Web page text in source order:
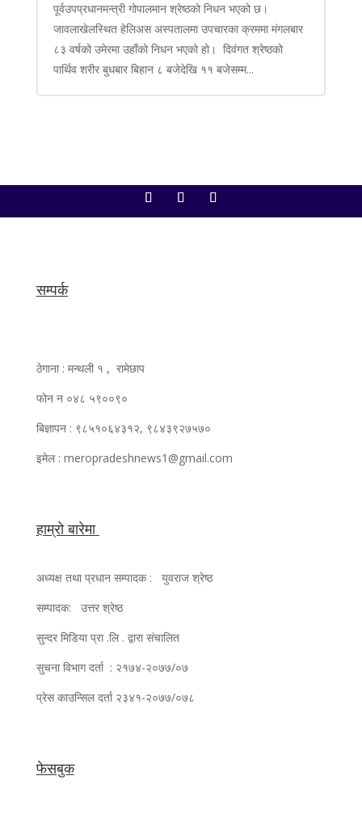
पूर्वउपप्रधानमन्त्री गोपालमान श्रेष्ठको निधन भएको छ।
जावलाखेलस्थित हेलिअस अस्पतालमा उपचारका क्रममा मंगलबार
८३ वर्षको उमेरमा उहाँको निधन भएको हो। दिवंगत श्रेष्ठको
पार्थिव शरीर बुधबार बिहान ८ बजेदेखि ११ बजेसम्म...
सम्पर्क
ठेगाना : मन्थली १ , रामेछाप
फोन न ०४८ ५९००९०
बिज्ञापन : ९८५१०६४३१२, ९८४३९२७५७०
इमेल : meropradeshnews1@gmail.com
हाम्रो बारेमा
अध्यक्ष तथा प्रधान सम्पादक : युवराज श्रेष्ठ
सम्पादक: उत्तर श्रेष्ठ
सुन्दर मिडिया प्रा .लि . द्वारा संचालित
सुचना विभाग दर्ता : २१७४-२०७७/०७
प्रेस काउन्सिल दर्ता २३४१-२०७७/०७८
फेसबुक